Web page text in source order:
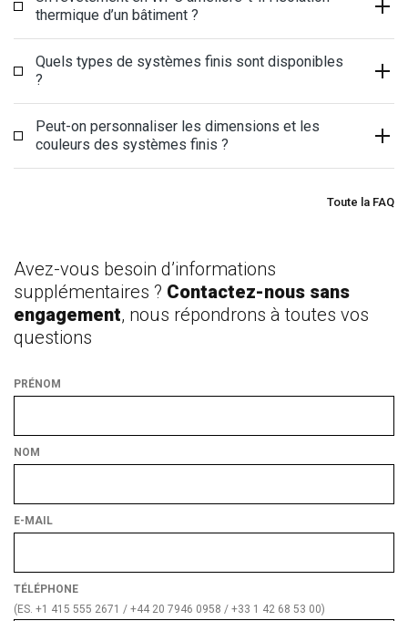
thermique d’un bâtiment ?
Quels types de systèmes finis sont disponibles
?
Peut-on personnaliser les dimensions et les
couleurs des systèmes finis ?
Toute la FAQ
Avez-vous besoin d’informations
supplémentaires ? Contactez-nous sans
engagement, nous répondrons à toutes vos
questions
PRÉNOM
NOM
E-MAIL
TÉLÉPHONE
(ES. +1 415 555 2671 / +44 20 7946 0958 / +33 1 42 68 53 00)